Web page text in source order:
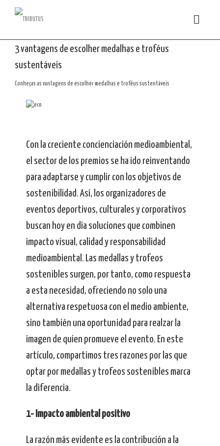
3 vantagens de escolher medalhas e troféus
sustentáveis
Conheças as vantagens de escolher medalhas e troféus sustentáveis
Con la creciente concienciación medioambiental,
el sector de los premios se ha ido reinventando
para adaptarse y cumplir con los objetivos de
sostenibilidad. Así, los organizadores de
eventos deportivos, culturales y corporativos
buscan hoy en día soluciones que combinen
impacto visual, calidad y responsabilidad
medioambiental. Las medallas y trofeos
sostenibles surgen, por tanto, como respuesta
a esta necesidad, ofreciendo no solo una
alternativa respetuosa con el medio ambiente,
sino también una oportunidad para realzar la
imagen de quien promueve el evento. En este
artículo, compartimos tres razones por las que
optar por medallas y trofeos sostenibles marca
la diferencia.
1- Impacto ambiental positivo
La razón más evidente es la contribución a la